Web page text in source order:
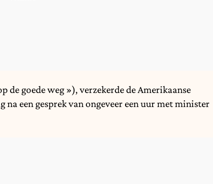
de goede weg »), verzekerde de Amerikaanse
een gesprek van ongeveer een uur met minister